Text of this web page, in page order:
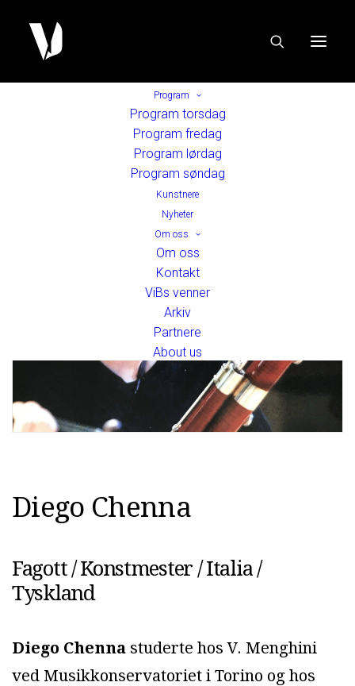
Program
Program torsdag
Program fredag
Program lørdag
Program søndag
Kunstnere
Nyheter
Om oss
Om oss
Kontakt
ViBs venner
Arkiv
Partnere
About us
Diego Chenna
Fagott / Konstmester / Italia /
Tyskland
Diego Chenna studerte hos V. Menghini
ved Musikkonservatoriet i Torino og hos